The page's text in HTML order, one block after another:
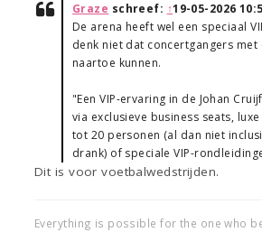
Graze schreef: ↑19-05-2026
De arena heeft wel een speciaal
denk niet dat concertgangers met
naartoe kunnen.
"Een VIP-ervaring in de Johan
via exclusieve business seats,
tot 20 personen (al dan niet
drank) of speciale VIP-
Dit is voor voetbalwedstrijden.
Everything is possible for the one who